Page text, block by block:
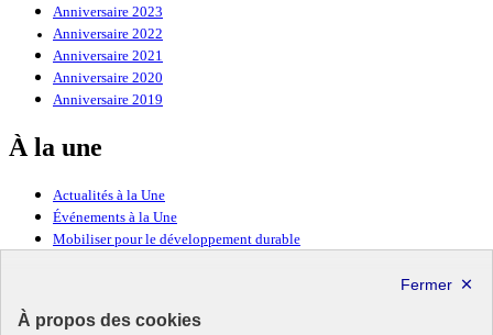
À propos des cookies
Anniversaire 2023
Anniversaire 2022
Anniversaire 2021
Anniversaire 2020
Anniversaire 2019
À la une
Actualités à la Une
Événements à la Une
Mobiliser pour le développement durable